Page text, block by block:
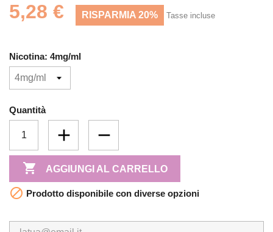
5,28 € RISPARMIA 20% Tasse incluse
Nicotina: 4mg/ml
Quantità
 AGGIUNGI AL CARRELLO
 Prodotto disponibile con diverse opzioni